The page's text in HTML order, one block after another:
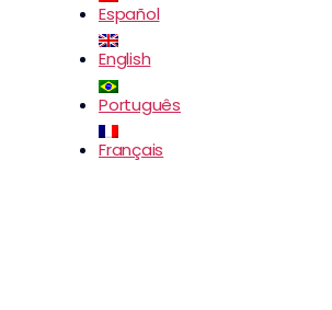
Español
English
Português
Français